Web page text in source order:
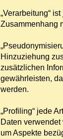
„Verarbeitung“
Zusammenhang
Hinzuziehung
zusätzlichen
gewährleisten,
werden.
„Profiling“ jede
Daten
um Aspekte